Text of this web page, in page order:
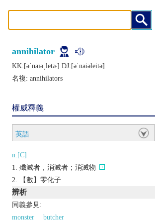
annihilator
KK:[ǝˈnaɪǝˌlеtɚ] DJ:[ǝˈnaiǝlеitǝ]
名複: annihilators
權威釋義
英語
n.[C]
殲滅者，消滅者；消滅物
【數】零化子
辨析
同義參見:
monster
butcher